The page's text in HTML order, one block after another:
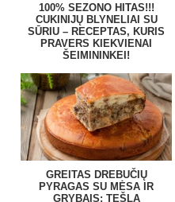
100% SEZONO HITAS!!!
CUKINIJŲ BLYNELIAI SU
SŪRIU – RECEPTAS, KURIS
PRAVERS KIEKVIENAI
ŠEIMININKEI!
GREITAS DREBUČIŲ
PYRAGAS SU MĖSA IR
GRYBAIS: TEŠLA